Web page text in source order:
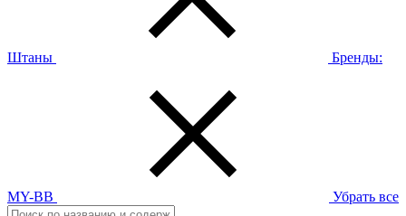
Штаны Бренды:
MY-BB Убрать все